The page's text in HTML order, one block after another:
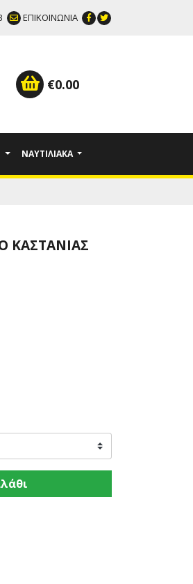
ΕΠΙΚΟΙΝΩΝΙΑ
€0.00
ΝΑΥΤΙΛΙΑΚΆ
ΚΑΣΤΆΝΙΑΣ